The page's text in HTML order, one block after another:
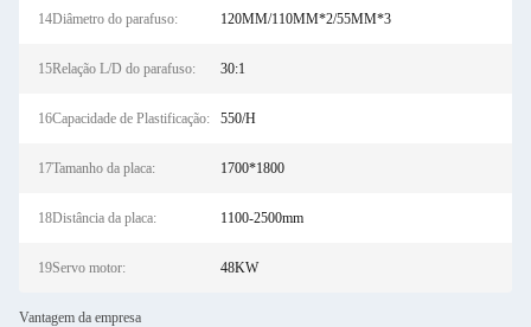
14Diâmetro do parafuso: 120MM/110MM*2/55MM*3
15Relação L/D do parafuso: 30:1
16Capacidade de Plastificação: 550/H
17Tamanho da placa: 1700*1800
18Distância da placa: 1100-2500mm
19Servo motor: 48KW
Vantagem da empresa